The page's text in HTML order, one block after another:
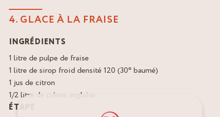
4. GLACE À LA FRAISE
INGRÉDIENTS
1 litre de pulpe de fraise
1 litre de sirop froid densité 120 (30° baumé)
1 jus de citron
1/2 litre de crème anglaise
ÉTAPE